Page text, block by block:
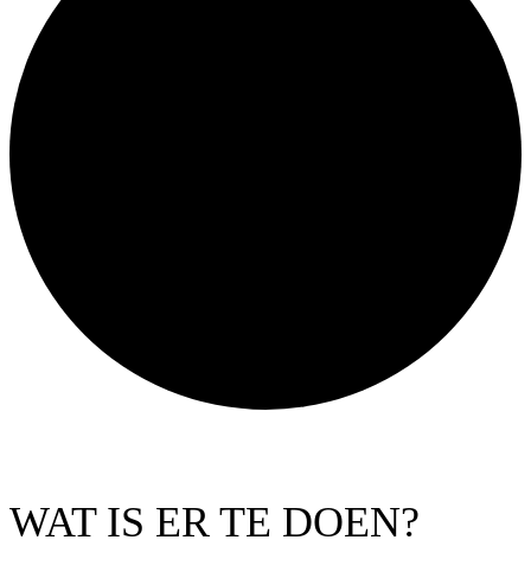
WAT IS ER TE DOEN?